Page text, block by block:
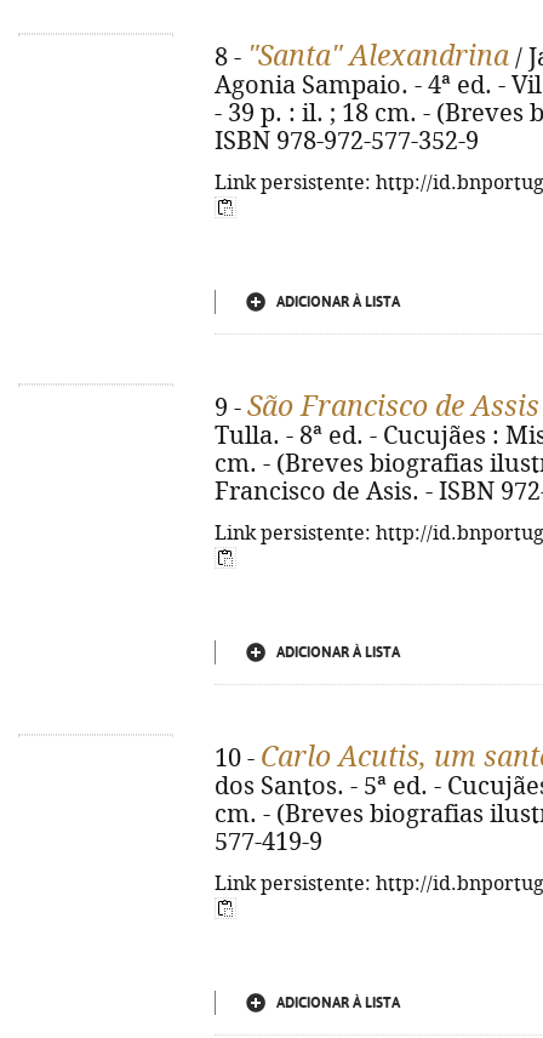
8 - "Santa" Alexandrina /
Agonia Sampaio. - 4ª ed. -
- 39 p. : il. ; 18 cm. - (Breves
ISBN 978-972-577-352-9
Link persistente: http://
ADICIONAR À LISTA
9 - São Francisco de Assis
Tulla. - 8ª ed. - Cucujães :
cm. - (Breves biografias
Francisco de Asis. - ISBN
Link persistente: http://
ADICIONAR À LISTA
10 - Carlo Acutis, um
dos Santos. - 5ª ed. -
cm. - (Breves biografias
577-419-9
Link persistente: http://
ADICIONAR À LISTA